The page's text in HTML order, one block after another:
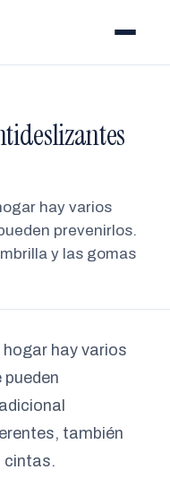
hay varios
prevenirlos.
y las gomas
hay varios
también
cintas.